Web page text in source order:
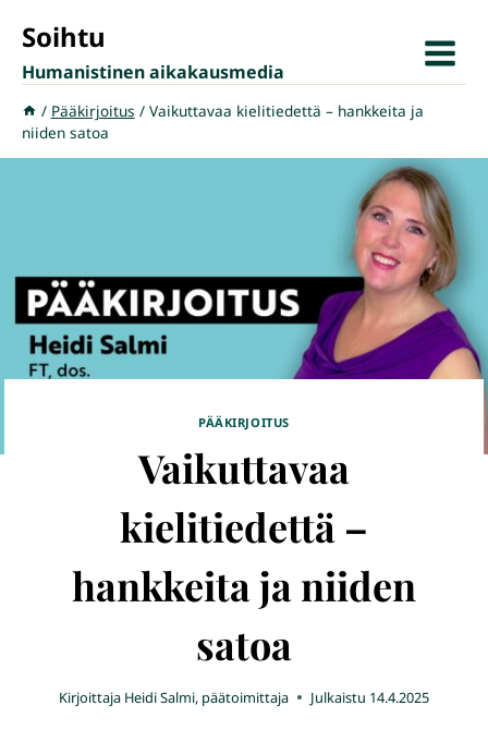
sisältöön
Soihtu
Humanistinen aikakausmedia
/ Pääkirjoitus / Vaikuttavaa kielitiedettä – hankkeita ja
niiden satoa
PÄÄKIRJOITUS
Vaikuttavaa
kielitiedettä –
hankkeita ja niiden
satoa
Kirjoittaja Heidi Salmi, päätoimittaja Julkaistu 14.4.2025